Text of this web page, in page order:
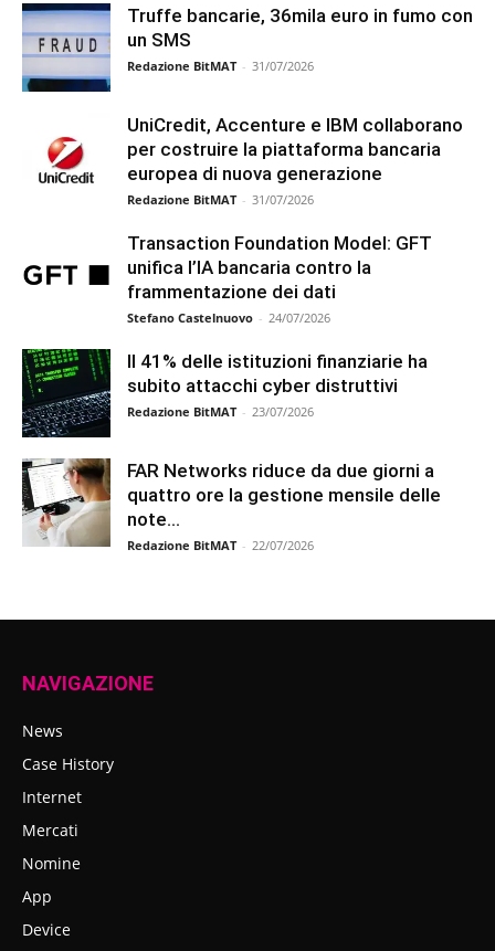
Truffe bancarie, 36mila euro in fumo con
un SMS
Redazione BitMAT - 31/07/2026
UniCredit, Accenture e IBM collaborano
per costruire la piattaforma bancaria
europea di nuova generazione
Redazione BitMAT - 31/07/2026
Transaction Foundation Model: GFT
unifica l’IA bancaria contro la
frammentazione dei dati
Stefano Castelnuovo - 24/07/2026
Il 41% delle istituzioni finanziarie ha
subito attacchi cyber distruttivi
Redazione BitMAT - 23/07/2026
FAR Networks riduce da due giorni a
quattro ore la gestione mensile delle
note...
Redazione BitMAT - 22/07/2026
NAVIGAZIONE
News
Case History
Internet
Mercati
Nomine
App
Device